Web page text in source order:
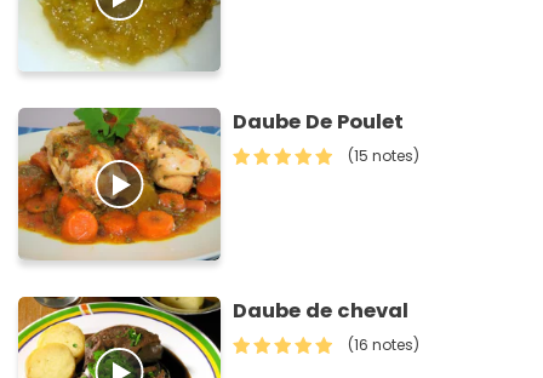
Daube De Poulet
(15 notes)
Daube de cheval
(16 notes)